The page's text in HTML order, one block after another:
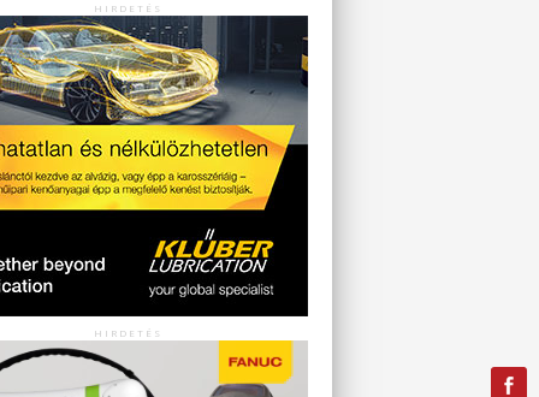
HIRDETÉS
HIRDETÉS